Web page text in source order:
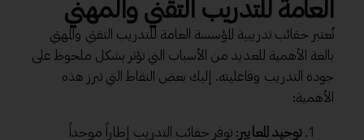
العامة للتدريب التقني والمهني
تُعتبر حقائب تدريبية المؤسسة العامة للتدريب التقني والمهني
بالغة الأهمية للعديد من الأسباب التي تؤثر بشكل ملحوظ على
جودة التدريب وفاعليته. إليك بعض النقاط التي تبرز هذه
الأهمية:
توحيد المعايير : توفر حقائب التدريب إطاراً موحداً